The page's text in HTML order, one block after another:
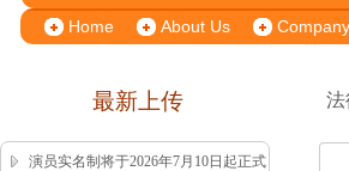
Home About Us Company
最新上传 法
演员实名制将于2026年7月10日起正式